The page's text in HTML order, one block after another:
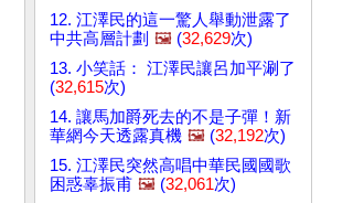
12. 江澤民的這一驚人舉動泄露了
中共高層計劃 🖼️ (32,629次)
13. 小笑話： 江澤民讓呂加平涮了
(32,615次)
14. 讓馬加爵死去的不是子彈！新
華網今天透露真機 🖼️ (32,192次)
15. 江澤民突然高唱中華民國國歌
困惑辜振甫 🖼️ (32,061次)